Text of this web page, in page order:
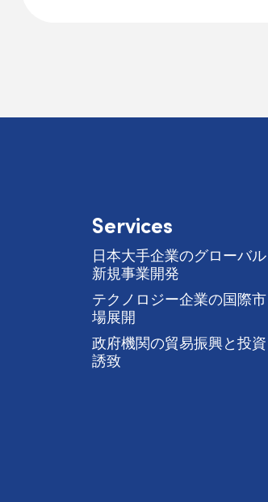
Services
日本大手企業のグローバル
新規事業開発
テクノロジー企業の国際市
場展開
政府機関の貿易振興と投資
誘致